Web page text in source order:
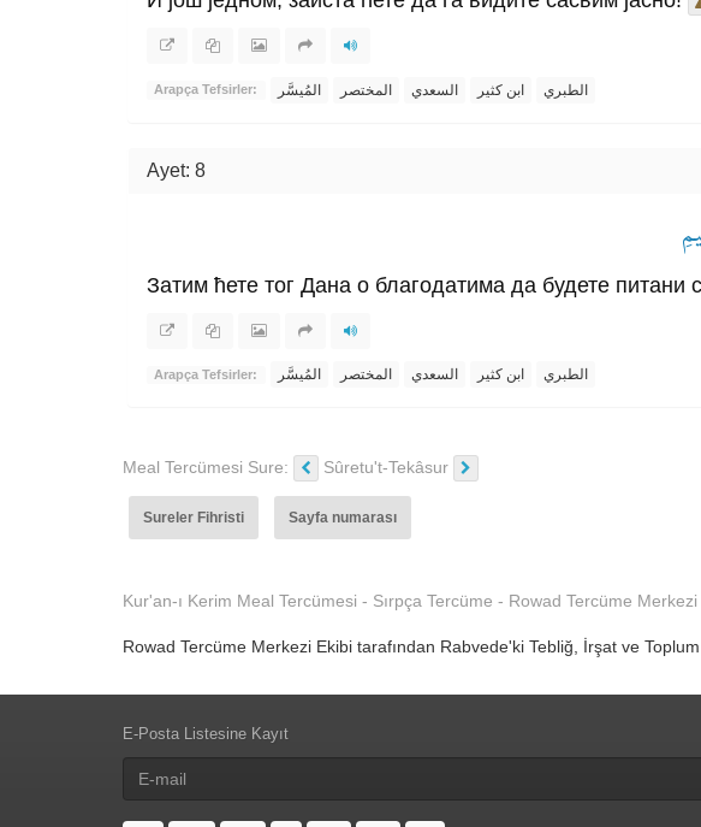
Arapça Tefsirler: المُيسَّر المختصر السعدي ابن كثير الطبري
Ayet: 8
Затим ћете тог Дана о благодатима да будете питани
Arapça Tefsirler: المُيسَّر المختصر السعدي ابن كثير الطبري
Meal Tercümesi Sure: Sûretu't-Tekâsur
Sureler Fihristi Sayfa numarası
Kur'an-ı Kerim Meal Tercümesi - Sırpça Tercüme - Rowad Tercüme Merkezi
Rowad Tercüme Merkezi Ekibi tarafından Rabvede'ki Tebliğ, İrşat ve
E-Posta Listesine Kayıt